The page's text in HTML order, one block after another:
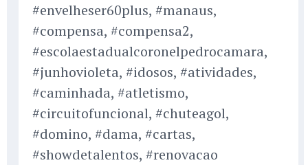
#envelheser60plus, #manaus,
#compensa, #compensa2,
#escolaestadualcoronelpedrocamara,
#junhovioleta, #idosos, #atividades,
#caminhada, #atletismo,
#circuitofuncional, #chuteagol,
#domino, #dama, #cartas,
#showdetalentos, #renovacao